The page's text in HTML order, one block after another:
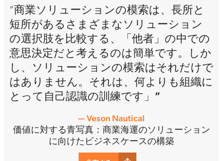
“商業ソリューションの模索は、長所と
短所があるさまざまなソリューション
の選択肢を比較する、「他者」の中での
意思決定だと考えるのは簡単です。しか
し、ソリューションの模索はそれだけで
はありません。 それは、何よりも組織に
とって自己認識の訓練です」”
— Veson Nautical
価値に対する青写真：商業海運のソリューション
に向けたビジネスケースの構築